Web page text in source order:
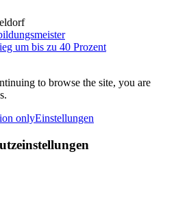
um bis zu 40 Prozent
to browse the site, you are
onlyEinstellungen